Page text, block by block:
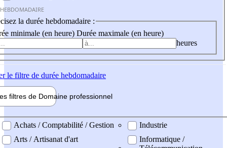
la durée hebdomadaire :
minimale (en heure) Durée maximale (en heure)
heures
le filtre de durée hebdomadaire
filtres de Domaine professionnel
professionel
Achats / Comptabilité / Gestion
Arts / Artisanat d'art
Industrie
Informatique /